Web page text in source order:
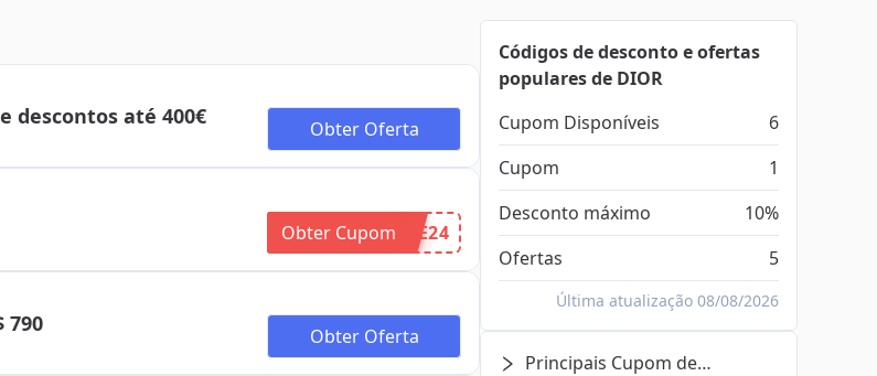
descontos até 400€ Obter Oferta
Obter Cupom IVE24
790 Obter Oferta
Códigos de desconto e ofertas
populares de DIOR
Cupom Disponíveis
6
Cupom
1
Desconto máximo
10%
Ofertas
5
Última atualização 08/08/2026
Principais Cupom de